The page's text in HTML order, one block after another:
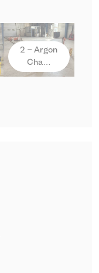
2 - Argon
Cha…